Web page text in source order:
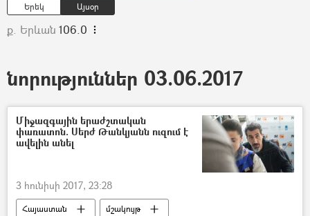
Երեկ Այսօր
ք. Երևան 106.0
նորություններ 03.06.2017
Միջազգային երաժշտական
փառատոն. Սերժ Թանկյանն ուզում է
ավելին անել
3 հունիսի 2017, 23:28
Հայաստան մշակույթ